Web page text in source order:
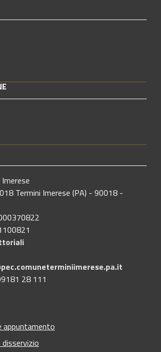
Termini Imerese (PA) - 90018 -
28 111
appuntamento
disservizio